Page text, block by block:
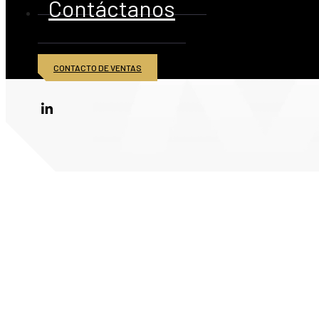
Contáctanos
CONTACTO DE VENTAS
© 2026 American Iron and Metal Inc. Todos los derechos reservados.